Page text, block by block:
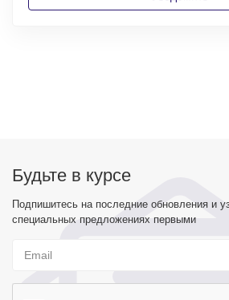
Будьте в курсе
Подпишитесь на последние обновления и
специальных предложениях первыми